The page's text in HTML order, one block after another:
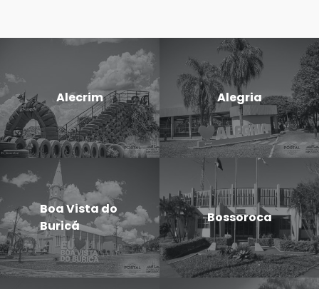
Alecrim Alegria
Boa Vista do
Buricá
Bossoroca